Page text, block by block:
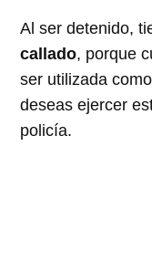
Al ser detenido,
callado, porque
ser utilizada
deseas ejercer
policía.